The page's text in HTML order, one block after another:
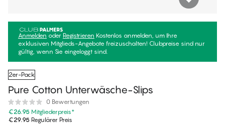
Anmelden oder Registrieren Kostenlos anmelden, um Ihre
exklusiven Mitglieds-Angebote freizuschalten! Clubpreise sind nur
gültig, wenn Sie eingeloggt sind.
2er-Pack
Pure Cotton Unterwäsche-Slips
0 Bewertungen
€26.95 Mitgliederpreis*
€29.95 Regulärer Preis